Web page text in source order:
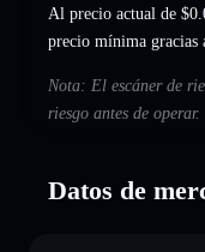
Al precio actual de
precio mínima gracias
Nota: El escáner de
riesgo antes de operar.
Datos de